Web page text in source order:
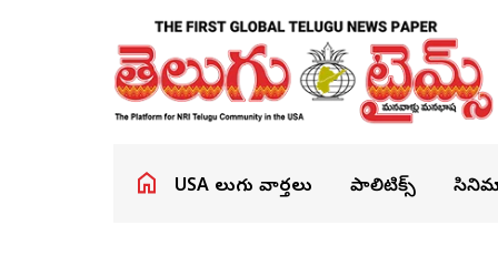
USA తెలుగు వార్తలు పాలిటిక్స్